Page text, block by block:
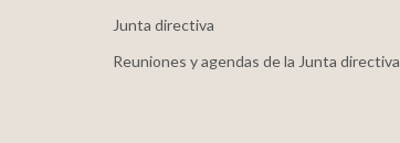
Junta directiva
Reuniones y agendas de la Junta directiva